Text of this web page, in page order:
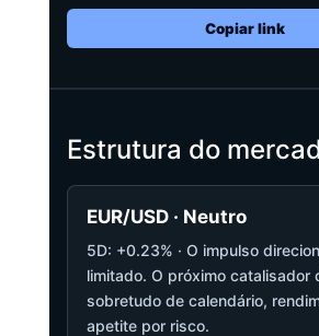
Copiar link
Estrutura do
EUR/USD · Neutro
5D: +0.23% · O impulso
limitado. O próximo catalisador
sobretudo de calendário,
apetite por risco.